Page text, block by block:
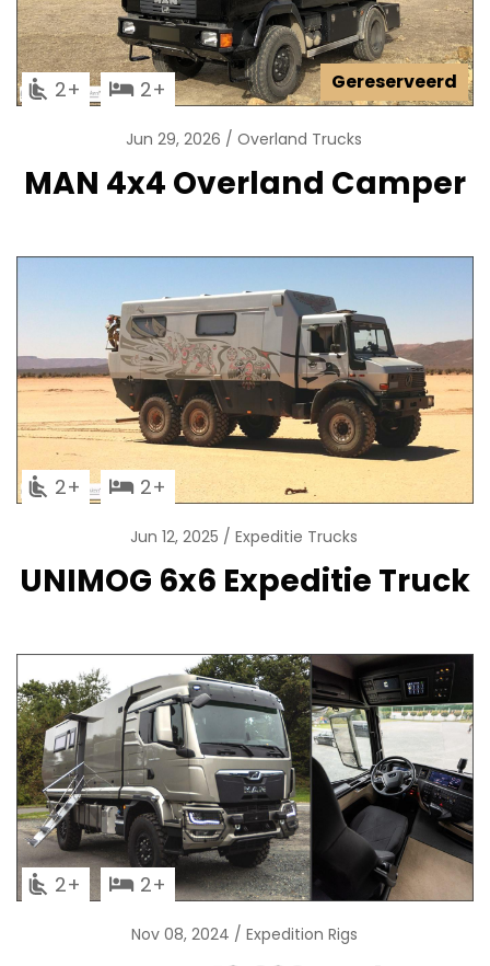
Gereserveerd
2 2
Jun 29, 2026 Overland Trucks
MAN 4x4 Overland Camper
2 2
Jun 12, 2025 Expeditie Trucks
UNIMOG 6x6 Expeditie Truck
2 2
Nov 08, 2024 Expedition Rigs